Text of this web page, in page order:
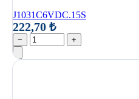
J1031C6VDC.15S
222,70 ₺
− +